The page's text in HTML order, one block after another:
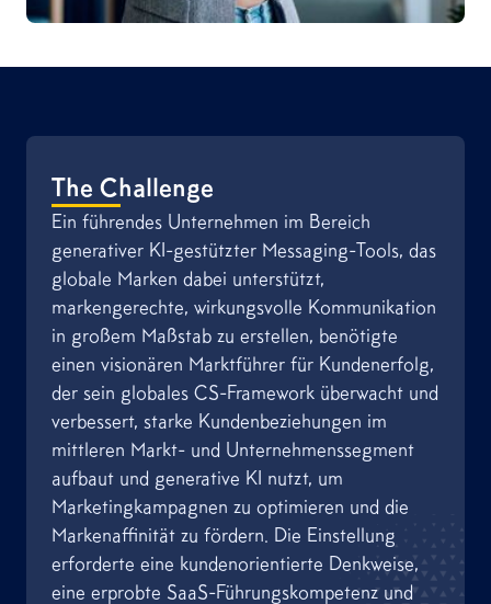
The Challenge
Ein führendes Unternehmen im Bereich
generativer KI-gestützter Messaging-Tools, das
globale Marken dabei unterstützt,
markengerechte, wirkungsvolle Kommunikation
in großem Maßstab zu erstellen, benötigte
einen visionären Marktführer für Kundenerfolg,
der sein globales CS-Framework überwacht und
verbessert, starke Kundenbeziehungen im
mittleren Markt- und Unternehmenssegment
aufbaut und generative KI nutzt, um
Marketingkampagnen zu optimieren und die
Markenaffinität zu fördern. Die Einstellung
erforderte eine kundenorientierte Denkweise,
eine erprobte SaaS-Führungskompetenz und